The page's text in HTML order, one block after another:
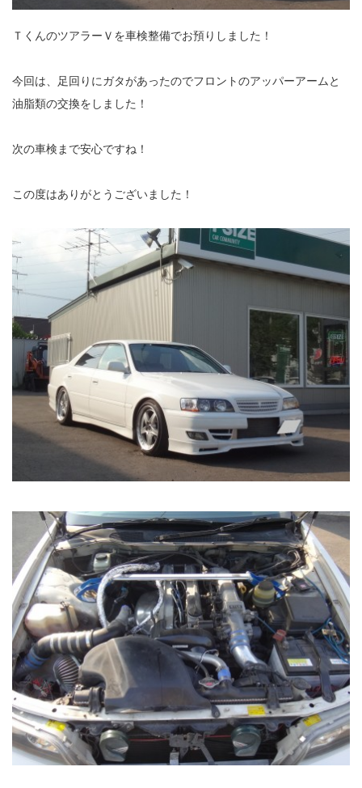
ＴくんのツアラーＶを車検整備でお預りしました！
今回は、足回りにガタがあったのでフロントのアッパーアームと
油脂類の交換をしました！
次の車検まで安心ですね！
この度はありがとうございました！